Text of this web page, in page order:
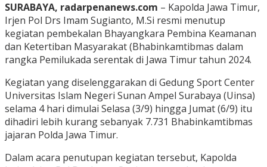
SURABAYA, radarpenanews.com – Kapolda Jawa Timur,
Irjen Pol Drs Imam Sugianto, M.Si resmi menutup
kegiatan pembekalan Bhayangkara Pembina Keamanan
dan Ketertiban Masyarakat (Bhabinkamtibmas dalam
rangka Pemilukada serentak di Jawa Timur tahun 2024.
Kegiatan yang diselenggarakan di Gedung Sport Center
Universitas Islam Negeri Sunan Ampel Surabaya (Uinsa)
selama 4 hari dimulai Selasa (3/9) hingga Jumat (6/9) itu
dihadiri lebih kurang sebanyak 7.731 Bhabinkamtibmas
jajaran Polda Jawa Timur.
Dalam acara penutupan kegiatan tersebut, Kapolda